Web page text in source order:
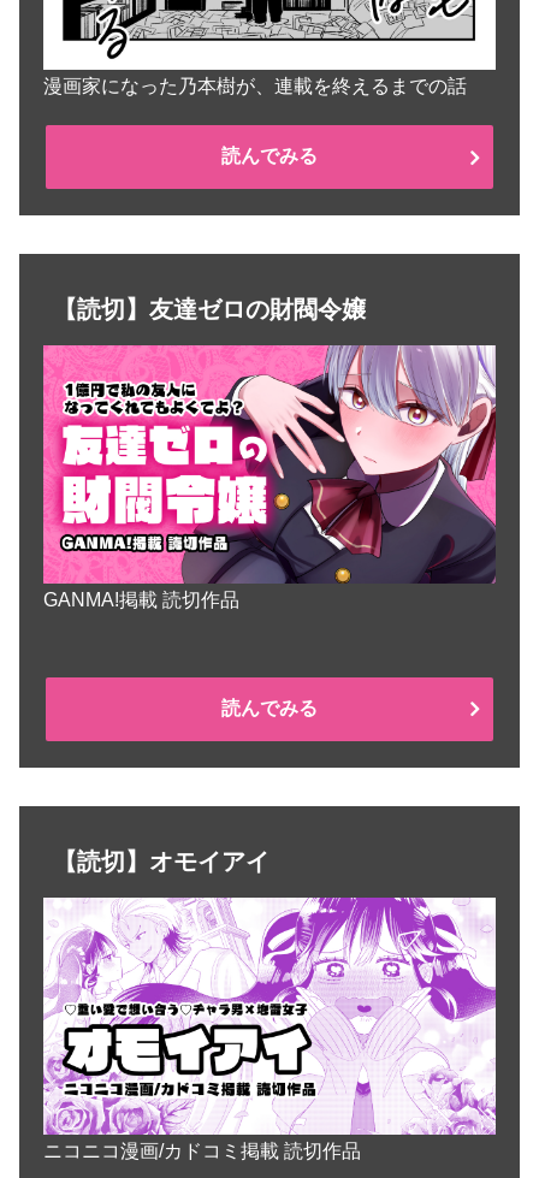
漫画家になった乃本樹が、連載を終えるまでの話
読んでみる
【読切】友達ゼロの財閥令嬢
GANMA!掲載 読切作品
読んでみる
【読切】オモイアイ
ニコニコ漫画/カドコミ掲載 読切作品